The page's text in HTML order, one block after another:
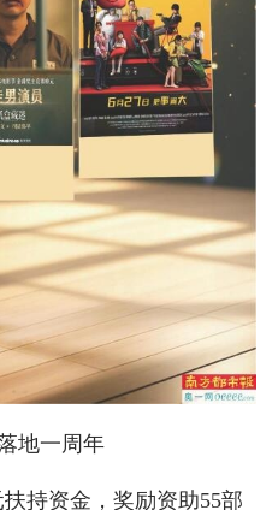
地一周年
持资金，奖励资助55部